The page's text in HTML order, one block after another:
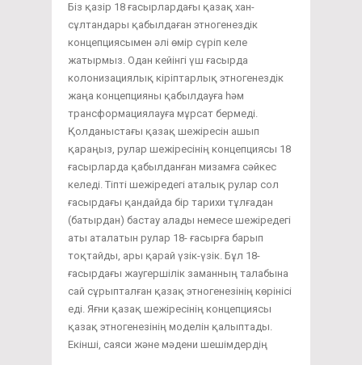
Біз қазір 18 ғасырлардағы қазақ хан-
сұлтандары қабылдаған этногенездік
концепциясымен әлі өмір сүріп келе
жатырмыз. Одан кейінгі үш ғасырда
колонизациялық кіріптарлық этногенездік
жаңа концепцияны қабылдауға һәм
трансформациялауға мұрсат бермеді.
Қолданыстағы қазақ шежіресін ашып
қараңыз, рулар шежіресінің концепциясы 18
ғасырларда қабылданған мизамға сәйкес
келеді. Тіпті шежіредегі аталық рулар сол
ғасырдағы қандайда бір тарихи тұлғадан
(батырдан) бастау алады немесе шежіредегі
аты аталатын рулар 18- ғасырға барып
тоқтайды, ары қарай үзік-үзік. Бұл 18-
ғасырдағы жаугершілік заманның талабына
сай сұрыпталған қазақ этногенезінің көрінісі
еді. Яғни қазақ шежіресінің концепциясы
қазақ этногенезінің моделін қалыптады.
Екінші, саяси және мәдени шешімдердің